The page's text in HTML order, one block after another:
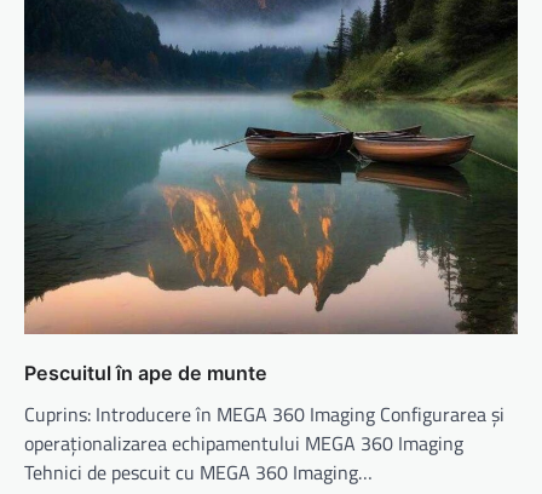
Pescuitul în ape de munte
Cuprins: Introducere în MEGA 360 Imaging Configurarea și
operaționalizarea echipamentului MEGA 360 Imaging
Tehnici de pescuit cu MEGA 360 Imaging…